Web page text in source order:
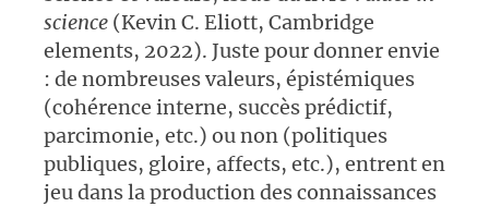
science (Kevin C. Eliott, Cambridge
elements, 2022). Juste pour donner envie
: de nombreuses valeurs, épistémiques
(cohérence interne, succès prédictif,
parcimonie, etc.) ou non (politiques
publiques, gloire, affects, etc.), entrent en
jeu dans la production des connaissances